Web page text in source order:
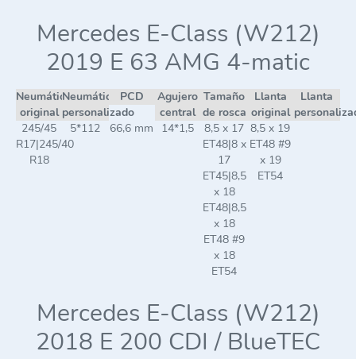
Mercedes E-Class (W212)
2019 E 63 AMG 4-matic
Neumático
original
Neumático
personalizado
PCD
Agujero
central
Tamaño
de rosca
Llanta
original
Llanta
245/45
R17|245/40
R18
5*112 66,6 mm 14*1,5
8,5 x 17
ET48|8 x
17
ET45|8,5
x 18
ET48|8,5
x 18
ET48 #9
x 18
ET54
8,5 x 19
ET48 #9
x 19
ET54
Mercedes E-Class (W212)
2018 E 200 CDI / BlueTEC